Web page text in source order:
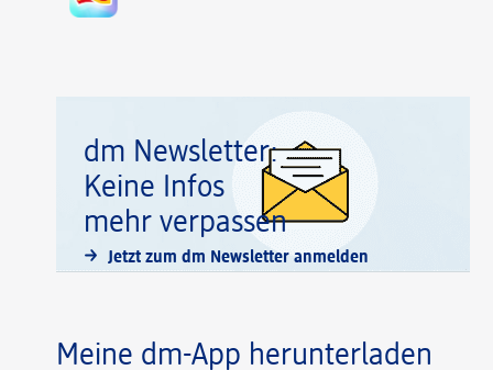
dm Newsletter:
Keine Infos
mehr verpassen
Jetzt zum dm Newsletter anmelden
Meine dm-App herunterladen